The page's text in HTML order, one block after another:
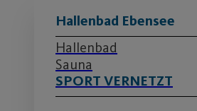
Hallenbad Ebensee
Hallenbad
Sauna
SPORT VERNETZT